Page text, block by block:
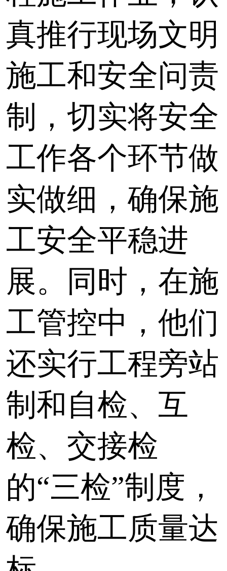
真推行现场文明
施工和安全问责
制，切实将安全
工作各个环节做
实做细，确保施
工安全平稳进
展。同时，在施
工管控中，他们
还实行工程旁站
制和自检、互
检、交接检
的“三检”制度，
确保施工质量达